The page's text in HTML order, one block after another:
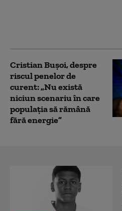
Cristian Bușoi, despre
riscul penelor de
curent: „Nu există
niciun scenariu în care
populația să rămână
fără energie”